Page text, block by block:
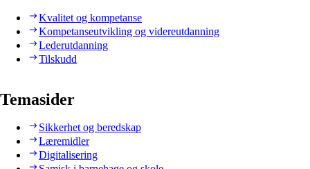
Kvalitet og kompetanse
Kompetanseutvikling og videreutdanning
Lederutdanning
Tilskudd
Temasider
Sikkerhet og beredskap
Læremidler
Digitalisering